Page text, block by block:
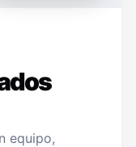
equipo,